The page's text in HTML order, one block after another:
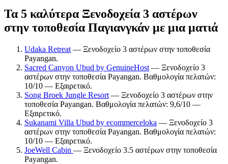
Τα 5 καλύτερα Ξενοδοχεία 3 αστέρων
στην τοποθεσία Παγιανγκάν με μια ματιά
Udaka Retreat — Ξενοδοχείο 3 αστέρων στην τοποθεσία
Payangan.
Sacred Canyon Ubud by GenuineHost — Ξενοδοχείο 3
αστέρων στην τοποθεσία Payangan. Βαθμολογία πελατών:
10/10 — Εξαιρετικό.
Song Broek Jungle Resort — Ξενοδοχείο 3 αστέρων στην
τοποθεσία Payangan. Βαθμολογία πελατών: 9,6/10 —
Εξαιρετικό.
Sukanami Villa Ubud by ecommerceloka — Ξενοδοχείο 3
αστέρων στην τοποθεσία Payangan. Βαθμολογία πελατών:
10/10 — Εξαιρετικό.
JoeWell Cabin — Ξενοδοχείο 3.5 αστέρων στην τοποθεσία
Payangan.